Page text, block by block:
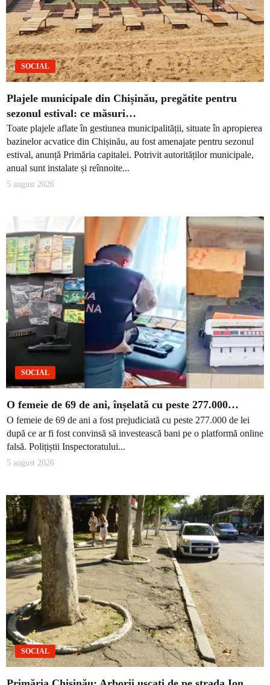
SOCIAL
Plajele municipale din Chișinău, pregătite pentru
sezonul estival: ce măsuri…
Toate plajele aflate în gestiunea municipalității, situate în apropierea
bazinelor acvatice din Chișinău, au fost amenajate pentru sezonul
estival, anunță Primăria capitalei. Potrivit autorităților municipale,
anual sunt instalate și reînnoite...
5 august 2026
SOCIAL
O femeie de 69 de ani, înșelată cu peste 277.000…
O femeie de 69 de ani a fost prejudiciată cu peste 277.000 de lei
după ce ar fi fost convinsă să investească bani pe o platformă online
falsă. Polițiștii Inspectoratului...
5 august 2026
SOCIAL